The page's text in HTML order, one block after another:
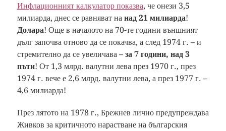
Инфлационният калкулатор показва, че онези 3,5
милиарда, днес се равняват на над 21 милиарда!
Долара! Още в началото на 70-те години външният
дълг започва отново да се покачва, а след 1974 г. – и
стремително да се увеличава – за 7 години, над 3
пъти! От 1,3 млрд. валутни лева през 1970 г., през
1974 г. вече е 2,6 млрд. валутни лева, а през 1977 г. –
4,6 милиарда!
През лятото на 1978 г., Брежнев лично предупреждава
Живков за критичното нарастване на българския